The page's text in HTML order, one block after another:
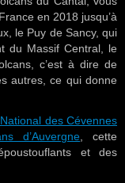
en 2018 jusqu’à
le Puy de Sancy, qui
du Massif Central, le
c’est à dire de
autres, ce qui donne
des Cévennes
d’Auvergne, cette
et des